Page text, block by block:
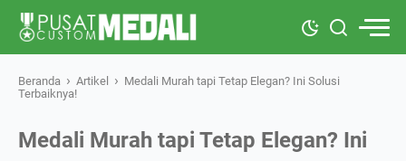
Beranda › Artikel › Medali Murah tapi Tetap Elegan? Ini Solusi
Terbaiknya!
Medali Murah tapi Tetap Elegan? Ini